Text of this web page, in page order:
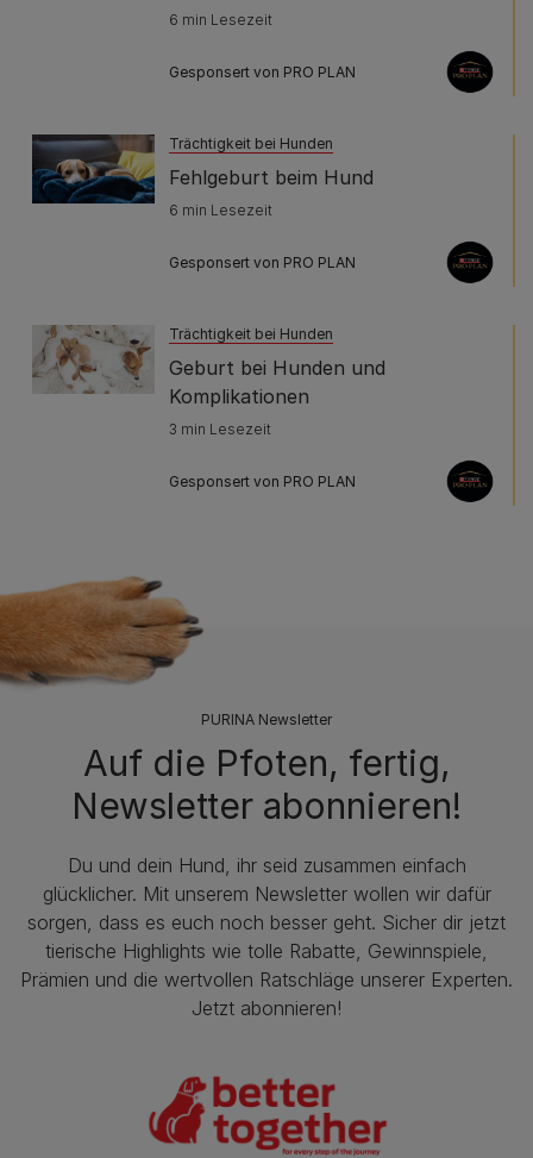
6 min Lesezeit
Gesponsert von PRO PLAN
Trächtigkeit bei Hunden
Fehlgeburt beim Hund
6 min Lesezeit
Gesponsert von PRO PLAN
Trächtigkeit bei Hunden
Geburt bei Hunden und
Komplikationen
3 min Lesezeit
Gesponsert von PRO PLAN
PURINA Newsletter
Auf die Pfoten, fertig,
Newsletter abonnieren!
Du und dein Hund, ihr seid zusammen einfach
glücklicher. Mit unserem Newsletter wollen wir dafür
sorgen, dass es euch noch besser geht. Sicher dir jetzt
tierische Highlights wie tolle Rabatte, Gewinnspiele,
Prämien und die wertvollen Ratschläge unserer Experten.
Jetzt abonnieren!